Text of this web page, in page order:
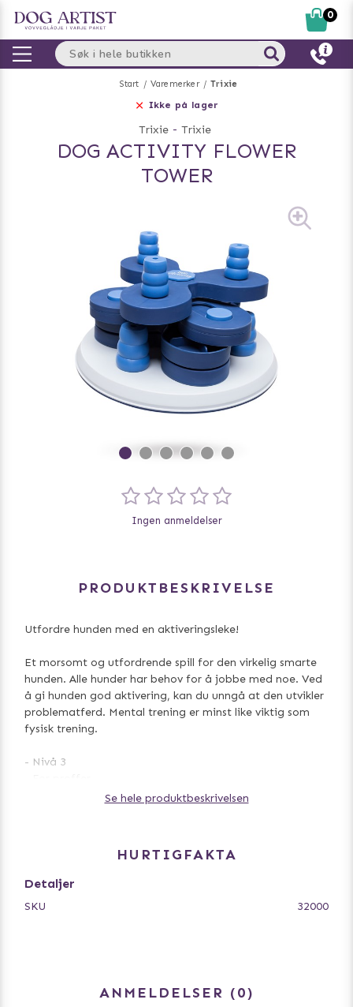
Start Varemerker Trixie
Ikke på lager
Trixie - Trixie
DOG ACTIVITY FLOWER
TOWER
Ingen anmeldelser
PRODUKTBESKRIVELSE
Utfordre hunden med en aktiveringsleke!
Et morsomt og utfordrende spill for den virkelig smarte
hunden. Alle hunder har behov for å jobbe med noe. Ved
å gi hunden god aktivering, kan du unngå at den utvikler
problematferd. Mental trening er minst like viktig som
fysisk trening.
- Nivå 3
- Hunden må løfte kjeglen og flytte skyvelokket for å nå
- Sklisikker takket være gummiføttene
- Instruksjonshefte med tips og triks for optimal trening
inkludert
- Tåler vask i oppvaskmaskin
Se hele produktbeskrivelsen
HURTIGFAKTA
Detaljer
SKU 32000
ANMELDELSER 0
0